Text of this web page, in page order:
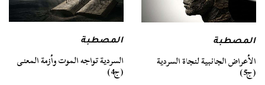
المصطبة
الأعراض الجانبية لنجاة السردية
(ج5)
المصطبة
السردية تواجه الموت وأزمة المعنى
(ج4)